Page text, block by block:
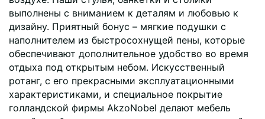
выполнены с вниманием к деталям и любовью к
дизайну. Приятный бонус – мягкие подушки с
наполнителем из быстросохнущей пены, которые
обеспечивают дополнительное удобство во время
отдыха под открытым небом. Искусственный
ротанг, с его прекрасными эксплуатационными
характеристиками, и специальное покрытие
голландской фирмы AkzoNobel делают мебель